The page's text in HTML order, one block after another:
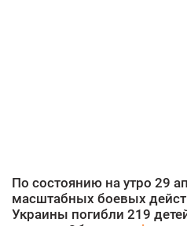
По состоянию на утро 29
масштабных боевых
Украины погибли 219